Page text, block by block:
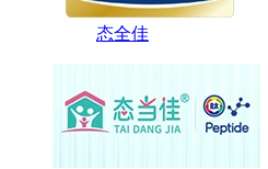
态全佳